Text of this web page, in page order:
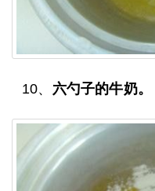
10、 六勺子的牛奶。